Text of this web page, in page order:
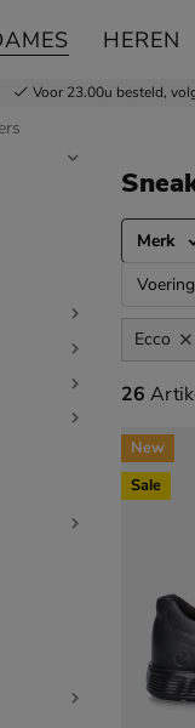
HEREN
Voor 23.00u besteld,
Merk
Voering
Ecco
26
26
New
Sale